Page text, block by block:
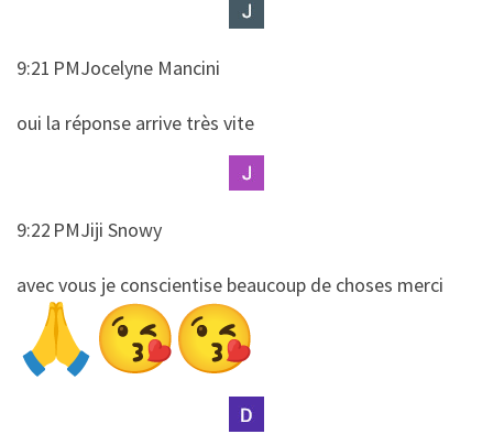
9:21 PMJocelyne Mancini
​​oui la réponse arrive très vite
9:22 PMJiji Snowy
​​avec vous je conscientise beaucoup de choses merci